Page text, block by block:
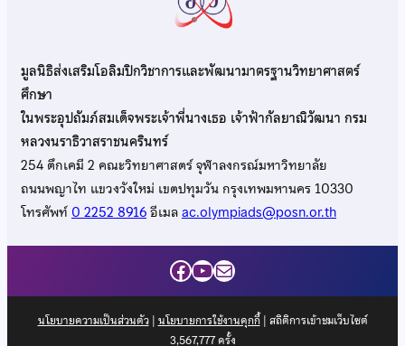
มูลนิธิส่งเสริมโอลิมปิกวิชาการและพัฒนามาตรฐานวิทยาศาสตร์
ศึกษา
ในพระอุปถัมภ์สมเด็จพระเจ้าพี่นางเธอ เจ้าฟ้ากัลยาณิวัฒนา กรม
หลวงนราธิวาสราชนครินทร์
254 ตึกเคมี 2 คณะวิทยาศาสตร์ จุฬาลงกรณ์มหาวิทยาลัย
ถนนพญาไท แขวงวังใหม่ เขตปทุมวัน กรุงเทพมหานคร 10330
โทรศัพท์0 2252 8916อีเมลac.olympiads@posn.or.th
Facebook
YouTube
Mail
นโยบายความเป็นส่วนตัว| นโยบายการใช้งานคุกกี้| สถิติการเข้าชมเว็บไซต์
3,567,777ครั้ง